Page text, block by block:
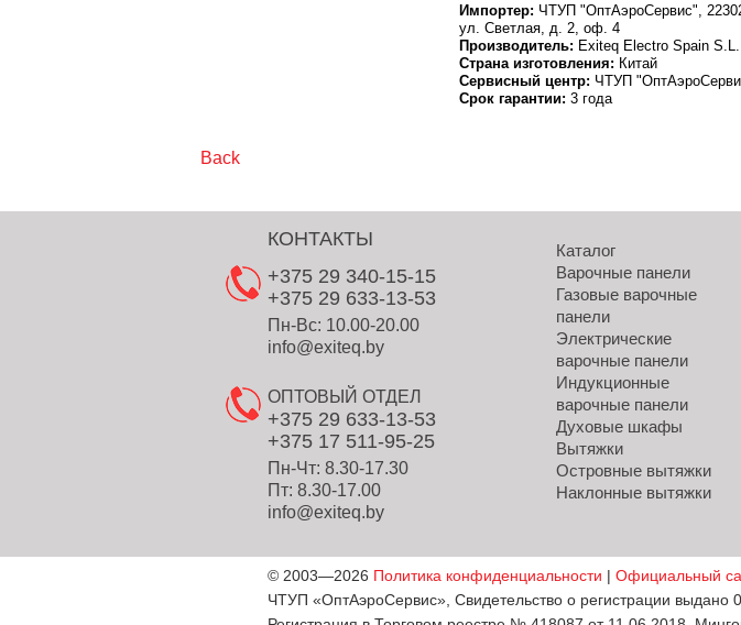
Импортер: ЧТУП "ОптАэроСервис",
ул. Светлая, д. 2, оф. 4
Производитель: Exiteq Electro Spain
Страна изготовления: Китай
Сервисный центр: ЧТУП
Срок гарантии: 3 года
Back
КОНТАКТЫ
+375 29 340-15-15
+375 29 633-13-53
Пн-Вс: 10.00-20.00
info@exiteq.by
ОПТОВЫЙ ОТДЕЛ
+375 29 633-13-53
+375 17 511-95-25
Пн-Чт: 8.30-17.30
Пт: 8.30-17.00
info@exiteq.by
Каталог
Варочные панели
Газовые варочные
панели
Электрические
варочные панели
Индукционные
варочные панели
Духовые шкафы
Вытяжки
Островные вытяжки
Наклонные вытяжки
© 2003—2026 Политика конфиденциальности | Официальный
ЧТУП «ОптАэроСервис», Свидетельство о регистрации выдано